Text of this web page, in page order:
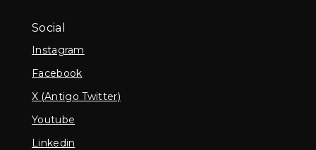
Social
Instagram
Facebook
X (Antigo Twitter)
Youtube
Linkedin